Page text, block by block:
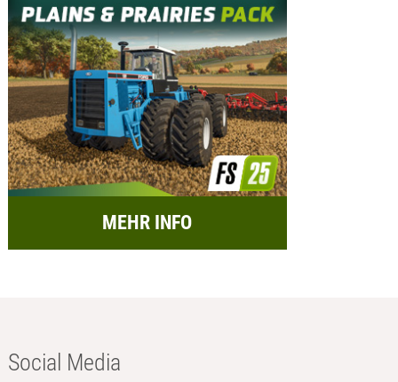
MEHR INFO
Social Media